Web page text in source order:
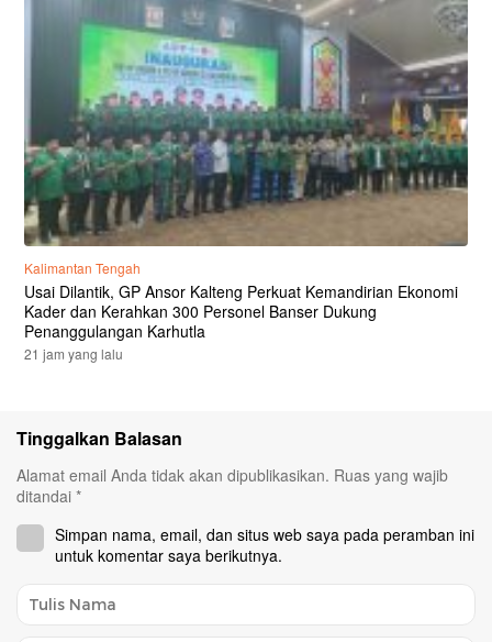
Kalimantan Tengah
Usai Dilantik, GP Ansor Kalteng Perkuat Kemandirian Ekonomi
Kader dan Kerahkan 300 Personel Banser Dukung
Penanggulangan Karhutla
21 jam yang lalu
Tinggalkan Balasan
Alamat email Anda tidak akan dipublikasikan. Ruas yang wajib
ditandai *
Simpan nama, email, dan situs web saya pada peramban ini
untuk komentar saya berikutnya.